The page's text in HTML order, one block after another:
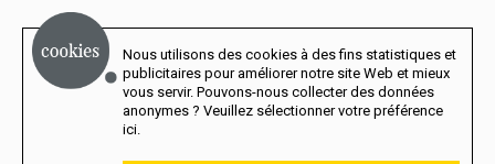
Nous utilisons des cookies à des fins statistiques et
publicitaires pour améliorer notre site Web et mieux
vous servir. Pouvons-nous collecter des données
anonymes ? Veuillez sélectionner votre préférence
ici.